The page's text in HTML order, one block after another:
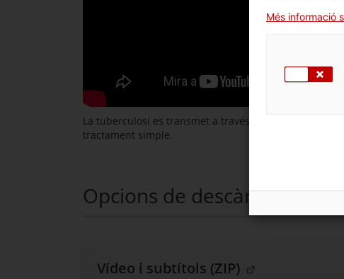
La tuberculosi es transmet a través de les gotes
tractament simple.
Opcions de descàrrega
Vídeo i subtítols (ZIP) . Obre en una
Més informació